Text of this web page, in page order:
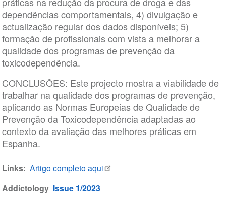
Addictology Issue 1/2023
dependências comportamentais, 4) divulgação e
actualização regular dos dados disponíveis; 5)
formação de profissionais com vista a melhorar a
qualidade dos programas de prevenção da
toxicodependência.
CONCLUSÕES: Este projecto mostra a viabilidade de
trabalhar na qualidade dos programas de prevenção,
aplicando as Normas Europeias de Qualidade de
Prevenção da Toxicodependência adaptadas ao
contexto da avaliação das melhores práticas em
Espanha.
Links Artigo completo aqui